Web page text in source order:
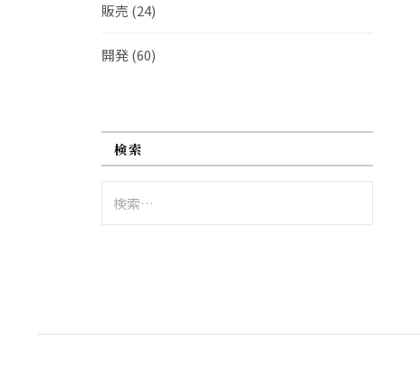
販売 (24)
開発(60)
検索
索: